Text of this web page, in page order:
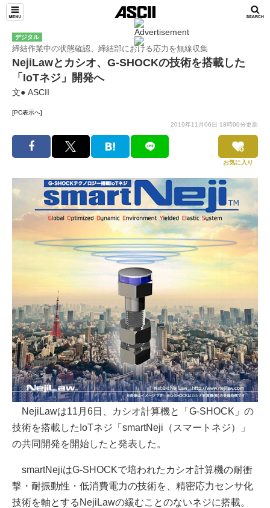
デジタル
締結作業中の状態確認、締結部における応力を無線収集
NejiLawとカシオ、G-SHOCKの技術を搭載した
「IoTネジ」開発へ
文● ASCII
[PC表示へ]
2019年11月06日 18時00分更新
お気に入り
NejiLawは11月6日、カシオ計算機と「G-SHOCK」の
技術を搭載したIoTネジ「smartNeji（スマートネジ）」
の共同開発を開始したと発表した。
smartNejiはG-SHOCKで培われたカシオ計算機の耐衝
撃・耐振動性・低消費電力の技術を、精密応力センサ化
技術を軸とするNejiLawの緩むことのないネジに搭載。